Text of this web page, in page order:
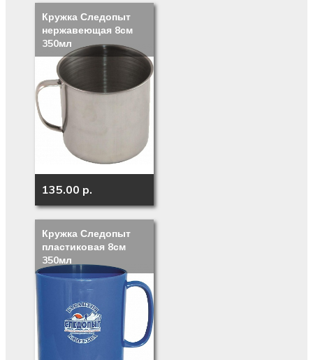
Кружка Следопыт
нержавеющая 8см
350мл
135.00 p.
Кружка Следопыт
пластиковая 8см
350мл